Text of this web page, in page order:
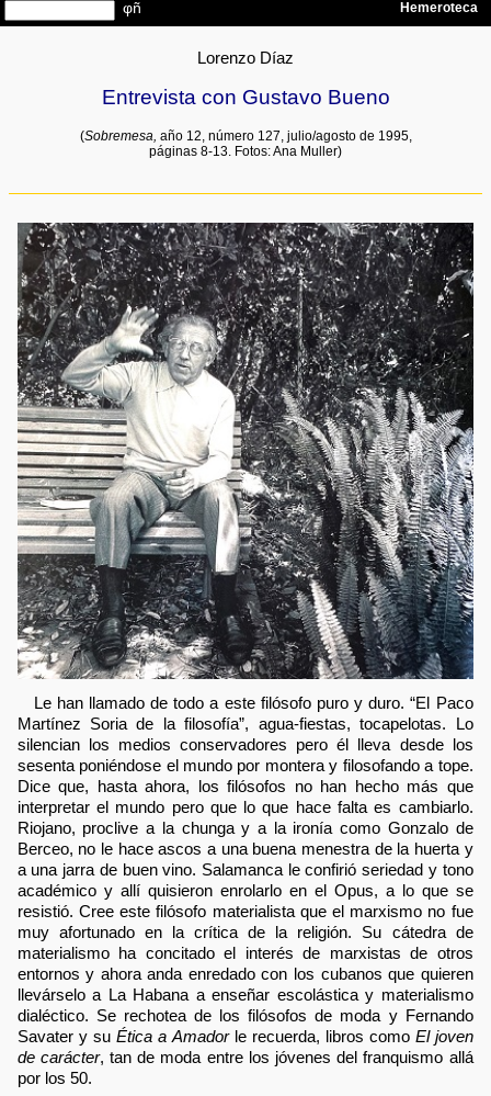
Lorenzo Díaz
Entrevista con Gustavo Bueno
(Sobremesa, año 12, número 127, julio/agosto de 1995,
páginas 8-13. Fotos: Ana Muller)
Le han llamado de todo a este filósofo puro y duro. “El Paco
Martínez Soria de la filosofía”, agua-fiestas, tocapelotas. Lo
silencian los medios conservadores pero él lleva desde los
sesenta poniéndose el mundo por montera y filosofando a tope.
Dice que, hasta ahora, los filósofos no han hecho más que
interpretar el mundo pero que lo que hace falta es cambiarlo.
Riojano, proclive a la chunga y a la ironía como Gonzalo de
Berceo, no le hace ascos a una buena menestra de la huerta y
a una jarra de buen vino. Salamanca le confirió seriedad y tono
académico y allí quisieron enrolarlo en el Opus, a lo que se
resistió. Cree este filósofo materialista que el marxismo no fue
muy afortunado en la crítica de la religión. Su cátedra de
materialismo ha concitado el interés de marxistas de otros
entornos y ahora anda enredado con los cubanos que quieren
llevárselo a La Habana a enseñar escolástica y materialismo
dialéctico. Se rechotea de los filósofos de moda y Fernando
Savater y su Ética a Amadorle recuerda, libros como El joven
de carácter, tan de moda entre los jóvenes del franquismo allá
por los 50.